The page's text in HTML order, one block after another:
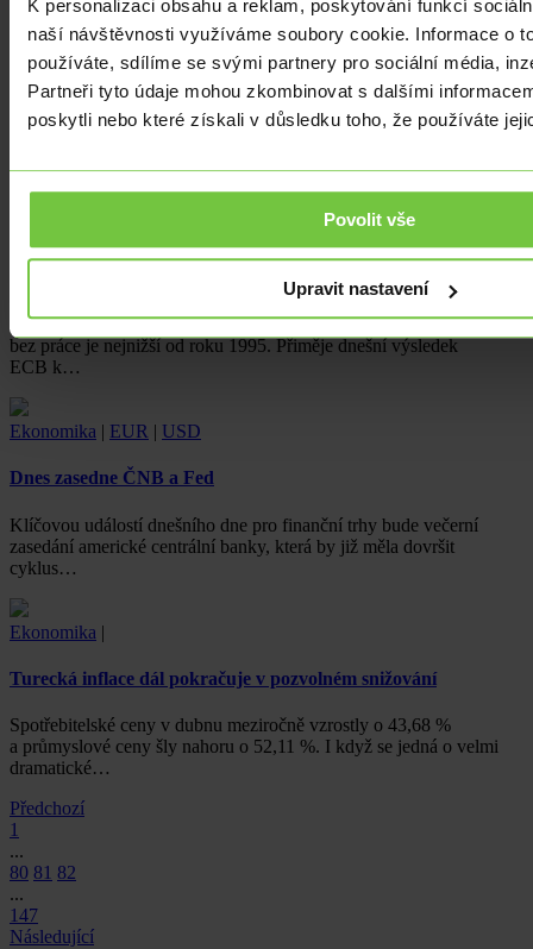
K personalizaci obsahu a reklam, poskytování funkcí
naší návštěvnosti využíváme soubory cookie. Informace o
používáte, sdílíme se svými partnery pro sociální média,
Partneři tyto údaje mohou zkombinovat s dalšími
poskytli nebo které získali v důsledku toho, že používáte
Povolit vše
Upravit nastavení
Míra nezaměstnanosti v eurozóně poklesla
V březnu poklesla nezaměstnanost v eurozóně na 6,5 %. Počet lidí
bez práce je nejnižší od roku 1995. Přiměje dnešní výsledek
ECB k…
Ekonomika | EUR | USD
Dnes zasedne ČNB a Fed
Klíčovou událostí dnešního dne pro finanční trhy bude večerní
zasedání americké centrální banky, která by již měla dovršit
cyklus…
Ekonomika |
Turecká inflace dál pokračuje v pozvolném snižování
Spotřebitelské ceny v dubnu meziročně vzrostly o 43,68 %
a průmyslové ceny šly nahoru o 52,11 %. I když se jedná o velmi
dramatické…
Předchozí
1
...
80 81 82
...
147
Následující